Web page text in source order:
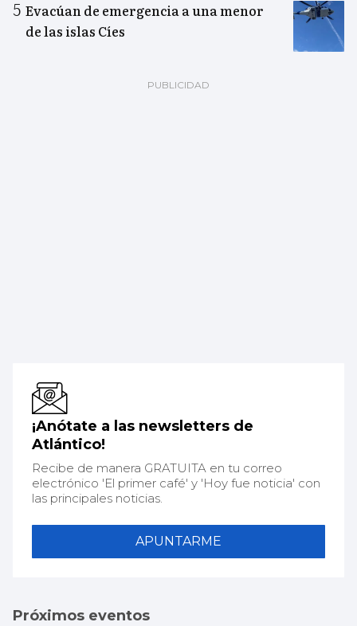
Evacúan de emergencia a una menor
de las islas Cíes
¡Anótate a las newsletters de
Atlántico!
Recibe de manera GRATUITA en tu correo
electrónico 'El primer café' y 'Hoy fue noticia' con
las principales noticias.
APUNTARME
Próximos eventos